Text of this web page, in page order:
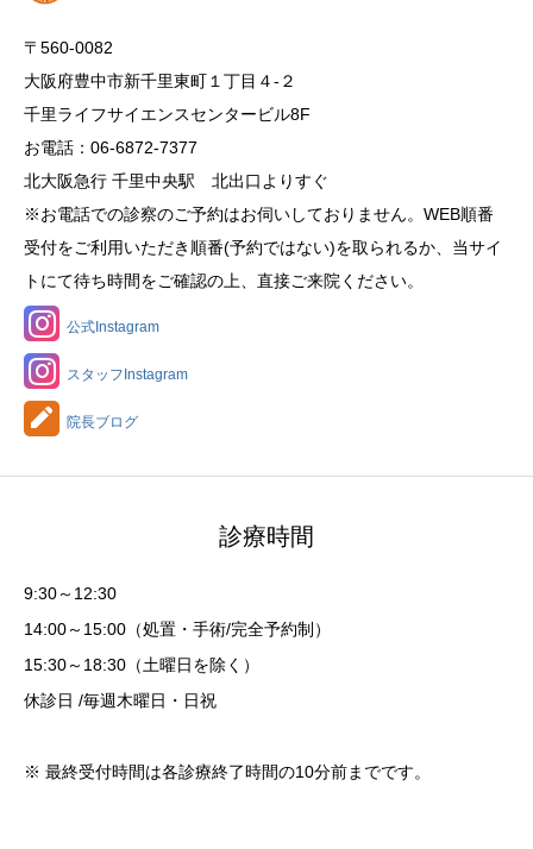
〒560-0082
大阪府豊中市新千里東町１丁目４‐２
千里ライフサイエンスセンタービル8F
お電話：06-6872-7377
北大阪急行 千里中央駅 北出口よりすぐ
※お電話での診察のご予約はお伺いしておりません。WEB順番
受付をご利用いただき順番(予約ではない)を取られるか、当サイ
トにて待ち時間をご確認の上、直接ご来院ください。
公式Instagram
スタッフInstagram
院長ブログ
診療時間
9:30～12:30
14:00～15:00（処置・手術/完全予約制）
15:30～18:30（土曜日を除く）
休診日 /毎週木曜日・日祝
※ 最終受付時間は各診療終了時間の10分前までです。